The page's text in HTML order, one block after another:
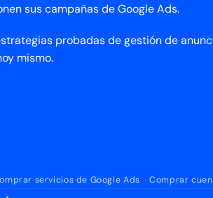
sus campañas de Google Ads.
probadas de gestión de
mismo.
servicios de Google Ads Comprar